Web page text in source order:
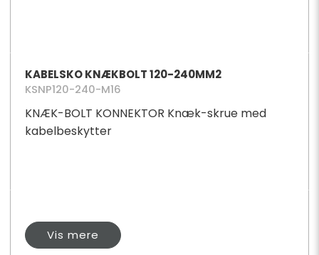
KABELSKO KNÆKBOLT 120-240MM2
KSNP120-240-M16
KNÆK-BOLT KONNEKTOR Knæk-skrue med
kabelbeskytter
Vis mere